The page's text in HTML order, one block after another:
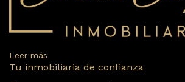
Leer más
Tu inmobiliaria de confianza